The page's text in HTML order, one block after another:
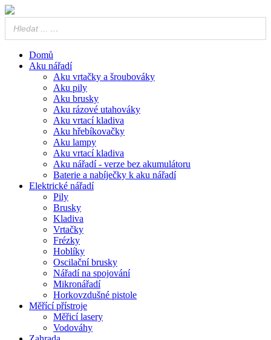
Domů
Aku nářadí
Aku vrtačky a šroubováky
Aku pily
Aku brusky
Aku rázové utahováky
Aku vrtací kladiva
Aku hřebíkovačky
Aku lampy
Aku vrtací kladiva
Aku nářadí - verze bez akumulátoru
Baterie a nabíječky k aku nářadí
Elektrické nářadí
Pily
Brusky
Kladiva
Vrtačky
Frézky
Hoblíky
Oscilační brusky
Nářadí na spojování
Mikronářadí
Horkovzdušné pistole
Měřící přístroje
Měřicí lasery
Vodováhy